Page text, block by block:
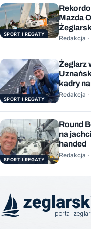
SPORT I REGATY
Mazda
Redakcja ·
SPORT I REGATY
Żeglarz
kadry
Stację
Redakcja ·
SPORT I REGATY
Round
na
handed
Redakcja ·